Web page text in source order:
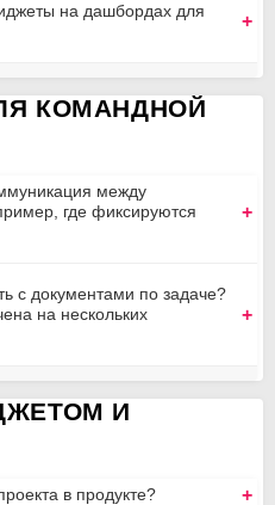
на дашбордах для
КОМАНДНОЙ
между
где фиксируются
с документами по задаче?
на нескольких
И
в продукте?